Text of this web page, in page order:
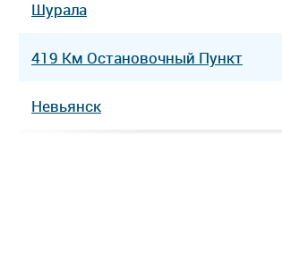
Шурала
419 Км Остановочный Пункт
Невьянск